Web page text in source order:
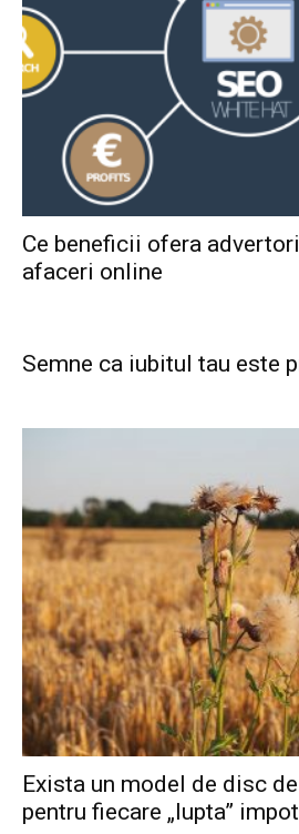
Ce beneficii ofera
afaceri online
Semne ca iubitul tau este
Exista un model de disc
pentru fiecare „lupta”